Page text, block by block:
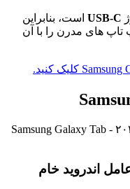
USB-C است، بنابراین
تاپ های مدرن را با آن
اندروید خام